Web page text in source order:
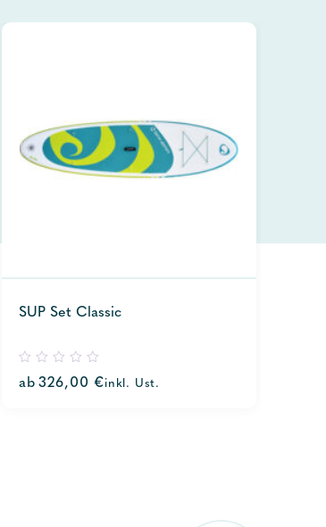
SUP Set Classic
out
ab 326,00€inkl. Ust.